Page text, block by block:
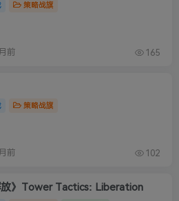
策略战旗
前 165
策略战旗
前 102
》Tower Tactics: Liberation